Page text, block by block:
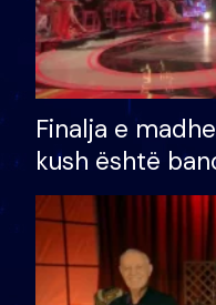
Finalja e
kush është
shtëpinë dhe
të fituar